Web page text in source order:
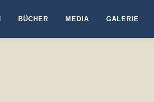
BÜCHER MEDIA GALERIE